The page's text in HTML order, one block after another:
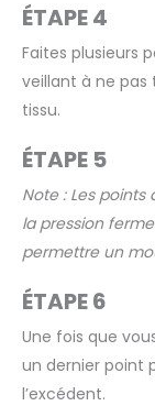
ÉTAPE 4
Faites plusieurs
veillant à ne pas
tissu.
ÉTAPE 5
Note : Les
la pression
permettre un
ÉTAPE 6
Une fois que
un dernier point
l’excédent.